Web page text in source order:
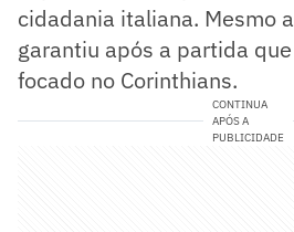
cidadania italiana. Mesmo
garantiu após a partida
focado no Corinthians.
CONTINUA
APÓS A
PUBLICIDADE